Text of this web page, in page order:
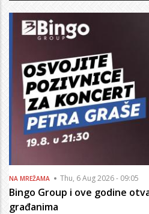
NA MREŽAMA Thu, 6 Aug 2026 - 09:05
Bingo Group i ove godine
građanima